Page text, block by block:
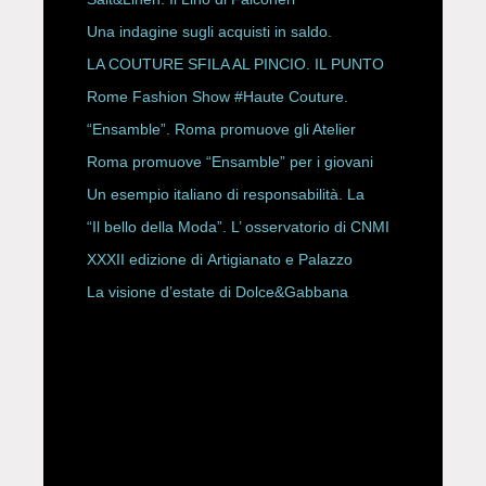
Una indagine sugli acquisti in saldo.
LA COUTURE SFILA AL PINCIO. IL PUNTO
CON ALESSANDRO ONORATO E
ROBERTA ANGELILLI
Rome Fashion Show #Haute Couture.
“Ensamble”. Roma promuove gli Atelier
Storici
Roma promuove “Ensamble” per i giovani
Un esempio italiano di responsabilità. La
Rete Slow Fiber
“Il bello della Moda”. L’ osservatorio di CNMI
XXXII edizione di Artigianato e Palazzo
La visione d’estate di Dolce&Gabbana